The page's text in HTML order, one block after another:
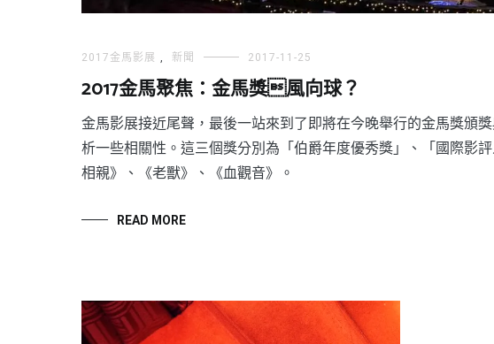
2017金馬影展 , 新聞 2017-11-25
2017金馬聚焦：金馬獎風向球？
金馬影展接近尾聲，最後一站來到了即將在今晚舉行的金馬獎頒
析一些相關性。這三個獎分別為「伯爵年度優秀獎」、「國際影
相親》、《老獸》、《血觀音》。
READ MORE